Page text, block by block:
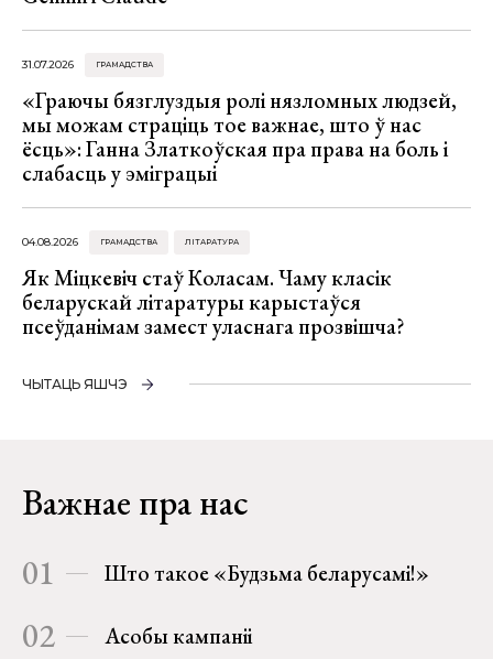
31.07.2026 ГРАМАДСТВА
«Граючы бязглуздыя ролі нязломных людзей,
мы можам страціць тое важнае, што ў нас
ёсць»: Ганна Златкоўская пра права на боль і
слабасць у эміграцыі
04.08.2026 ГРАМАДСТВА ЛІТАРАТУРА
Як Міцкевіч стаў Коласам. Чаму класік
беларускай літаратуры карыстаўся
псеўданімам замест уласнага прозвішча?
ЧЫТАЦЬ ЯШЧЭ
Важнае пра нас
01 Што такое «Будзьма беларусамі!»
02 Асобы кампаніі